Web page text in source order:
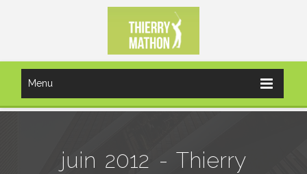
Menu
juin 2012 - Thierry